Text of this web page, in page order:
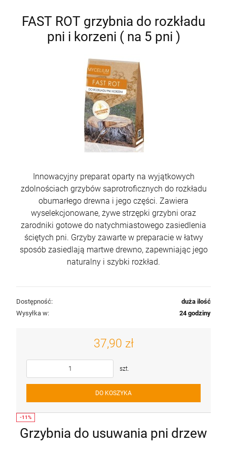
Grzybnia Kurka - Pieprznik jadalny
25,00 zł
Najniższa cena:25,90 zł
DO KOSZYKA
Grzybnia Kurka - Pieprznik jadalny
25,00 zł
Najniższa cena:25,90 zł
DO KOSZYKA
FAST ROT grzybnia do rozkładu
pni i korzeni ( na 5 pni )
Innowacyjny preparat oparty na wyjątkowych
zdolnościach grzybów saprotroficznych do rozkładu
obumarłego drewna i jego części. Zawiera
wyselekcjonowane, żywe strzępki grzybni oraz
zarodniki gotowe do natychmiastowego zasiedlenia
ściętych pni. Grzyby zawarte w preparacie w łatwy
sposób zasiedlają martwe drewno, zapewniając jego
naturalny i szybki rozkład.
Dostępność:
duża ilość
Wysyłka w:
24 godziny
37,90 zł
szt.
DO KOSZYKA
Grzybnia do usuwania pni drzew